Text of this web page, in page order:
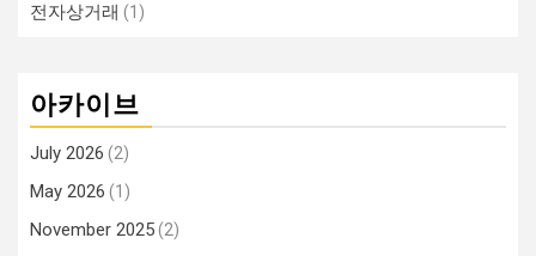
전자상거래 (1)
아카이브
July 2026 (2)
May 2026 (1)
November 2025(2)